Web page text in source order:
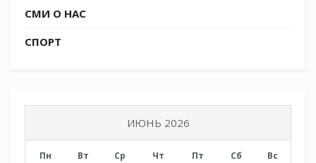
СМИ О НАС
СПОРТ
ИЮНЬ 2026
Пн Вт Ср Чт Пт Сб Вс